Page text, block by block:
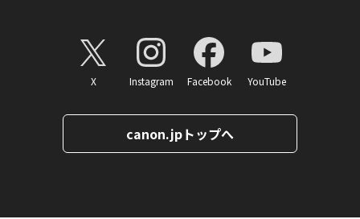
X Instagram Facebook YouTube
canon.jpトップへ